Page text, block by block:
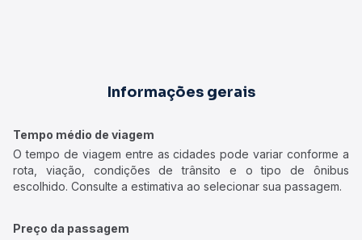
Informações gerais
Tempo médio de viagem
O tempo de viagem entre as cidades pode variar conforme a
rota, viação, condições de trânsito e o tipo de ônibus
escolhido. Consulte a estimativa ao selecionar sua passagem.
Preço da passagem